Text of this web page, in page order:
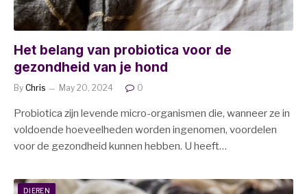
Het belang van probiotica voor de
gezondheid van je hond
By Chris May 20, 2024 0
Probiotica zijn levende micro-organismen die, wanneer ze in
voldoende hoeveelheden worden ingenomen, voordelen
voor de gezondheid kunnen hebben. U heeft…
DIEREN